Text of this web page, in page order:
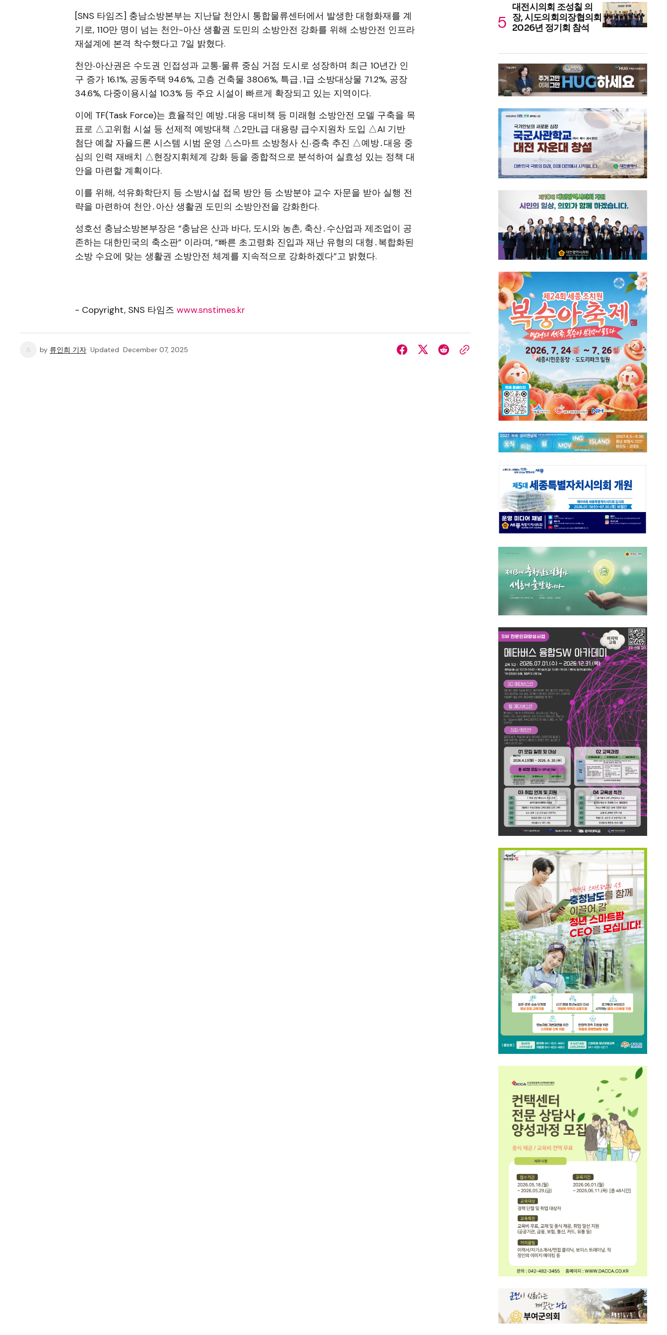
[SNS 타임즈] 충남소방본부는 지난달 천안시 통합물류센터에서 발생한 대형화재를 계
기로, 110만 명이 넘는 천안-아산 생활권 도민의 소방안전 강화를 위해 소방안전 인프라
재설계에 본격 착수했다고 7일 밝혔다.
천안‧아산권은 수도권 인접성과 교통‧물류 중심 거점 도시로 성장하며 최근 10년간 인
구 증가 16.1%, 공동주택 94.6%, 고층 건축물 380.6%, 특급․1급 소방대상물 71.2%, 공장
34.6%, 다중이용시설 10.3% 등 주요 시설이 빠르게 확장되고 있는 지역이다.
이에 TF(Task Force)는 효율적인 예방․대응 대비책 등 미래형 소방안전 모델 구축을 목
표로 △고위험 시설 등 선제적 예방대책 △2만L급 대용량 급수지원차 도입 △AI 기반
첨단 예찰 자율드론 시스템 시범 운영 △스마트 소방청사 신‧증축 추진 △예방․대응 중
심의 인력 재배치 △현장지휘체계 강화 등을 종합적으로 분석하여 실효성 있는 정책 대
안을 마련할 계획이다.
이를 위해, 석유화학단지 등 소방시설 접목 방안 등 소방분야 교수 자문을 받아 실행 전
략을 마련하여 천안․아산 생활권 도민의 소방안전을 강화한다.
성호선 충남소방본부장은 “충남은 산과 바다, 도시와 농촌, 축산․수산업과 제조업이 공
존하는 대한민국의 축소판” 이라며, “빠른 초고령화 진입과 재난 유형의 대형․복합화된
소방 수요에 맞는 생활권 소방안전 체계를 지속적으로 강화하겠다”고 밝혔다.
- Copyright, SNS 타임즈 www.snstimes.kr
by 류인희 기자 Updated December 07, 2025
대전시의회 조성칠 의
장, 시도의회의장협의회
2026년 정기회 참석